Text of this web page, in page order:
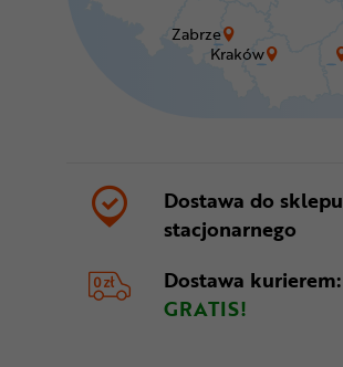
Kraków
Zabrze
Dostawa do sklepu
stacjonarnego
Dostawa kurierem:
GRATIS!